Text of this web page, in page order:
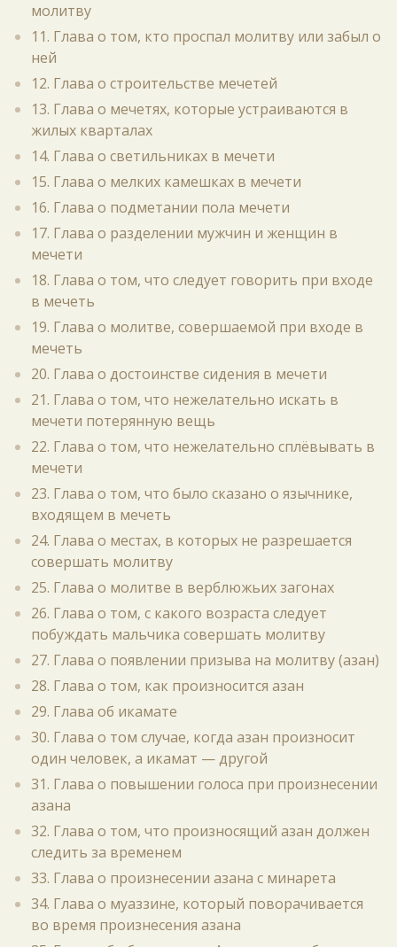
молитву
11. Глава о том, кто проспал молитву или забыл о
ней
12. Глава о строительстве мечетей
13. Глава о мечетях, которые устраиваются в
жилых кварталах
14. Глава о светильниках в мечети
15. Глава о мелких камешках в мечети
16. Глава о подметании пола мечети
17. Глава о разделении мужчин и женщин в
мечети
18. Глава о том, что следует говорить при входе
в мечеть
19. Глава о молитве, совершаемой при входе в
мечеть
20. Глава о достоинстве сидения в мечети
21. Глава о том, что нежелательно искать в
мечети потерянную вещь
22. Глава о том, что нежелательно сплёвывать в
мечети
23. Глава о том, что было сказано о язычнике,
входящем в мечеть
24. Глава о местах, в которых не разрешается
совершать молитву
25. Глава о молитве в верблюжьих загонах
26. Глава о том, с какого возраста следует
побуждать мальчика совершать молитву
27. Глава о появлении призыва на молитву (азан)
28. Глава о том, как произносится азан
29. Глава об икамате
30. Глава о том случае, когда азан произносит
один человек, а икамат — другой
31. Глава о повышении голоса при произнесении
азана
32. Глава о том, что произносящий азан должен
следить за временем
33. Глава о произнесении азана с минарета
34. Глава о муаззине, который поворачивается
во время произнесения азана